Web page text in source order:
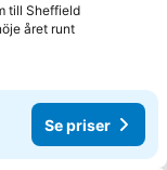
till Sheffield
året runtSe priser
Se priser